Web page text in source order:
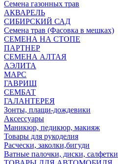
Семена газонных трав
АКВАРЕЛЬ
СИБИРСКИЙ САД
Семена трав (Фасовка в мешках)
СЕМЕНА НА СТОПЕ
ПАРТНЕР
СЕМЕНА АЛТАЯ
АЭЛИТА
МАРС
ГАВРИШ
СЕМБАТ
ГАЛАНТЕРЕЯ
Зонты, плащи-дождевики
Аксессуары
Маникюр, педикюр, макияж
Товары для рукоделия
Расчески, заколки,бигуди
Ватные палочки, диски, салфетки